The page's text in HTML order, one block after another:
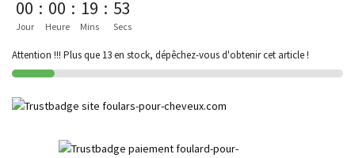
00
Jour
: 00
Heure
: 19
Mins
: 53
Secs
Attention !!! Plus que 13 en stock, dépêchez-vous d'obtenir cet article !